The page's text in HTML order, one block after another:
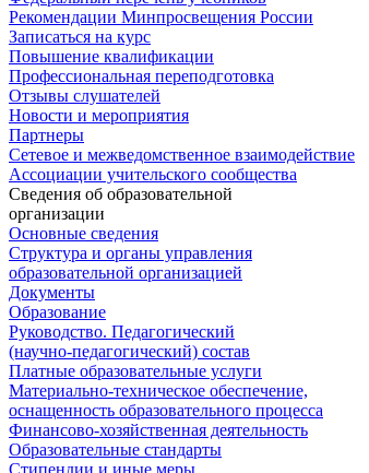
Рекомендации Минпросвещения России
Записаться на курс
Повышение квалификации
Профессиональная переподготовка
Отзывы слушателей
Новости и мероприятия
Партнеры
Сетевое и межведомственное взаимодействие
Ассоциации учительского сообщества
Сведения об образовательной
организации
Основные сведения
Структура и органы управления
образовательной организацией
Документы
Образование
Руководство. Педагогический
(научно-педагогический) состав
Платные образовательные услуги
Материально-техническое обеспечение,
оснащенность образовательного процесса
Финансово-хозяйственная деятельность
Образовательные стандарты
Стипендии и иные меры